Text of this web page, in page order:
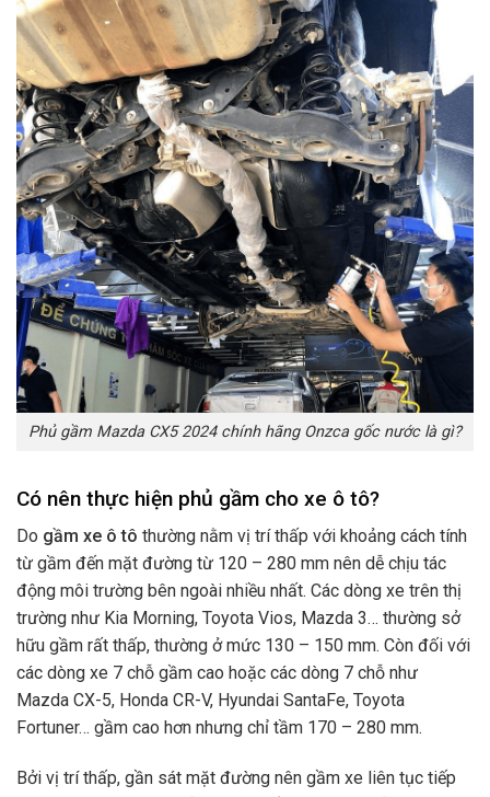
Phủ gầm Mazda CX5 2024 chính hãng Onzca gốc nước là gì?
Có nên thực hiện phủ gầm cho xe ô tô?
Do gầm xe ô tô thường nằm vị trí thấp với khoảng cách tính
từ gầm đến mặt đường từ 120 – 280 mm nên dễ chịu tác
động môi trường bên ngoài nhiều nhất. Các dòng xe trên thị
trường như Kia Morning, Toyota Vios, Mazda 3… thường sở
hữu gầm rất thấp, thường ở mức 130 – 150 mm. Còn đối với
các dòng xe 7 chỗ gầm cao hoặc các dòng 7 chỗ như
Mazda CX-5, Honda CR-V, Hyundai SantaFe, Toyota
Fortuner… gầm cao hơn nhưng chỉ tầm 170 – 280 mm.
Bởi vị trí thấp, gần sát mặt đường nên gầm xe liên tục tiếp